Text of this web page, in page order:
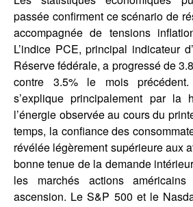
passée confirment ce scénario de
accompagnée de tensions
L’indice PCE, principal indicateur
Réserve fédérale, a progressé de
contre 3.5% le mois précédent.
s’explique principalement par la
l’énergie observée au cours du
temps, la confiance des
révélée légèrement supérieure aux
bonne tenue de la demande
les marchés actions
ascension. Le S&P 500 et le